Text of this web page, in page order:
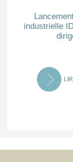
industrielle